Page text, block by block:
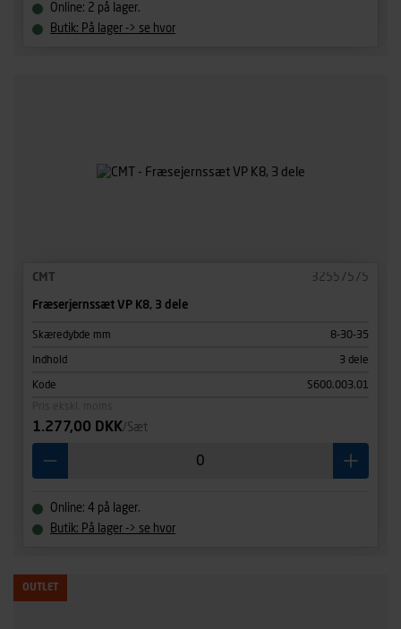
Online: 2 på lager.
Butik: På lager -> se hvor
CMT 32557575
Fræserjernssæt VP K8, 3 dele
Skæredybde mm 8-30-35
Indhold 3 dele
Kode
S600.003.01
1.277,00 DKK/Sæt
Online: 4 på lager.
Butik: På lager -> se hvor
OUTLET